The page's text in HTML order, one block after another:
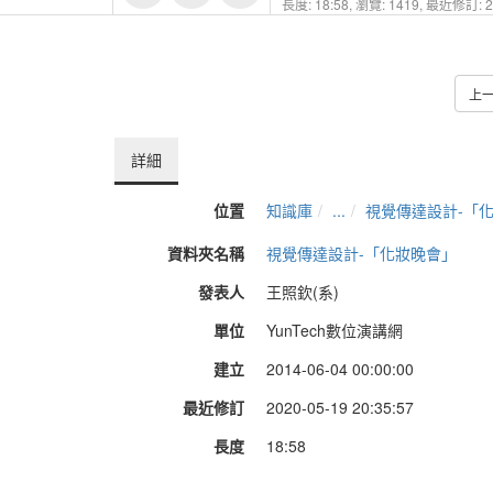
長度: 18:58, 瀏覽: 1419, 最近修訂:
上
詳細
位置 知識庫 ...
視覺傳達設計-「化
資料夾名稱
視覺傳達設計-「化妝晚會」
發表人
王照欽(系)
單位
YunTech數位演講網
建立
2014-06-04 00:00:00
最近修訂
2020-05-19 20:35:57
長度
18:58